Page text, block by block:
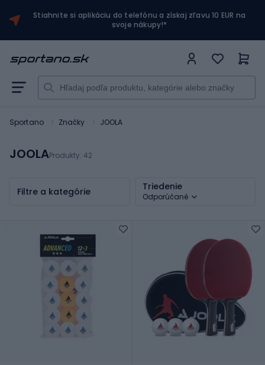
Stiahnite si aplikáciu do telefónu a získaj zľavu 10 EUR na
svoje nákupy!*
Sportano Značky JOOLA
JOOLAProdukty: 42
Filtre a kategórie Triedenie
Odporúčané